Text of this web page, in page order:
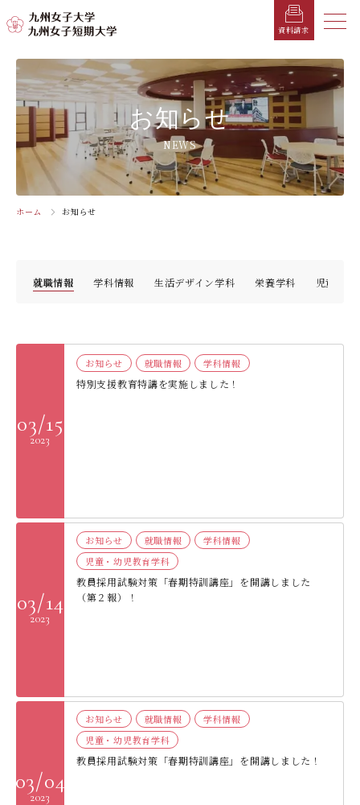
資料請求 メニ
メ
ニ
ュ
ー
を
閉
じ
る
受験生の方へ
在学生の方へ
卒業生の方へ
保護者の方へ
教職員の方へ
お知らせ
総合案内
学長メッセージ
キャンパスマップ・施設紹介
教育理念・学則
沿革
採用情報
デジタルパンフレット
情報公開
学部・学科
九州女子大学
家政学部
児童・幼児教育学科（旧 人間発達学科 人間発達
九州女子大学大学院
人間科学研究科
人間科学専攻（修士課程）
学部・学科
九州女子短期大学
子ども健康学科
子ども健康学専攻
学生生活
キャンパスカレンダー
学納金
奨学金
学友会（サークル紹介）
学生サポート
就職情報
就職活動年間スケジュール
就職対策講座・ガイダンス
就職・キャリア支援
免許・資格一覧
北九州市の企業情報・求人情報
就職なんでも相談窓口
就職状況
入試情報
入学試験要項・提出書類
入試日程・科目
出願方法
入学定員・選抜区分別募集定員
オープンキャンパス
WEB相談会
進路相談会案内
大規模災害により被災した本入学への特別措置
交通アクセス
お知らせ
NEWS
ホーム お知らせ
就職情報 学科情報 生活デザイン学科 栄養学科 児童・
03/15
2023
お知らせ 就職情報 学科情報
特別支援教育特講を実施しました！
03/14
2023
お知らせ 就職情報
学科情報
児童・幼児教育学科
教員採用試験対策「春期特訓講座」を開講しました
（第２報）！
03/04
2023
お知らせ 就職情報
学科情報
児童・幼児教育学科
教員採用試験対策「春期特訓講座」を開講しました！